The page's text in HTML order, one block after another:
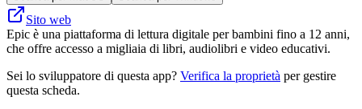
Sito web
Epic è una piattaforma di lettura digitale per bambini fino a 12 anni,
che offre accesso a migliaia di libri, audiolibri e video educativi.
Sei lo sviluppatore di questa app? Verifica la proprietà per gestire
questa scheda.